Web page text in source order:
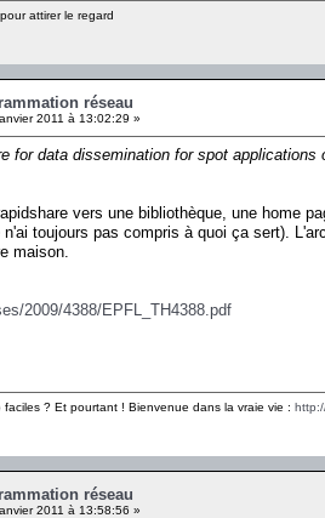
attirer le regard
réseau
2011 à 13:02:29 »
for data dissemination for spot applications
vers une bibliothèque, une home
toujours pas compris à quoi ça sert).
maison.
2009/4388/EPFL_TH4388.pdf
? Et pourtant ! Bienvenue dans la vraie vie :
réseau
2011 à 13:58:56 »